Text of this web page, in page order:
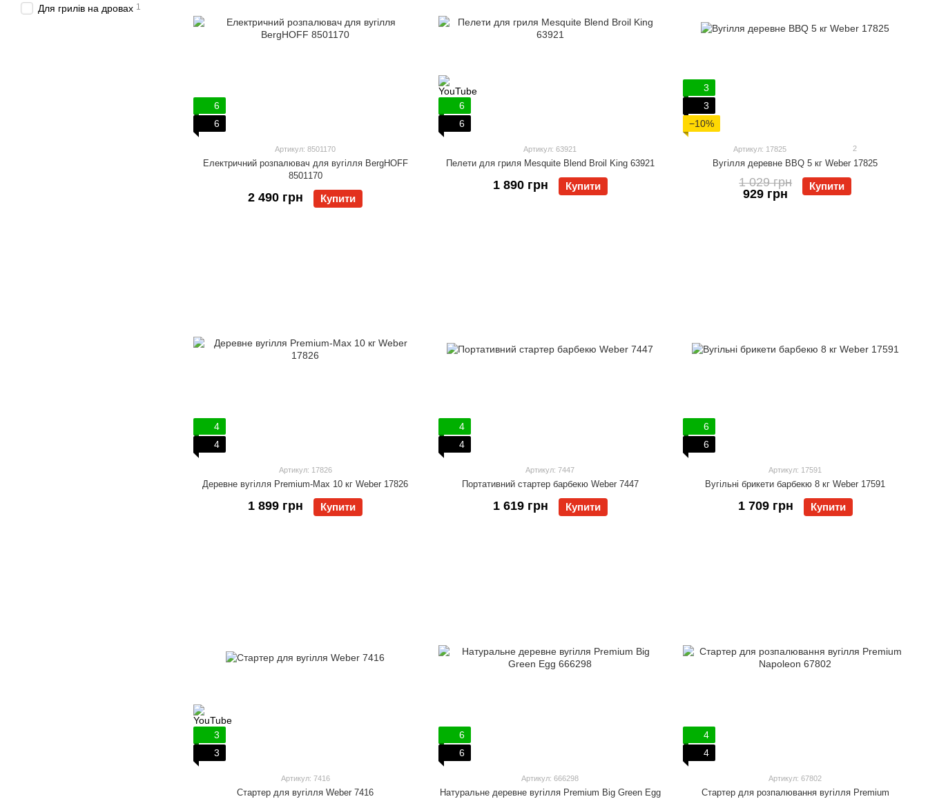
6
6
Артикул: 8501170
Електричний розпалювач для вугілля BergHOFF
8501170
2 490 грн Купити
6
6
Артикул: 63921
Пелети для гриля Mesquite Blend Broil King 63921
1 890 грн Купити
3
3
−10%
Артикул: 17825 2
Вугілля деревне BBQ 5 кг Weber 17825
1 029 грн
929 грн
Купити
4
4
Артикул: 17826
Деревне вугілля Premium-Max 10 кг Weber 17826
1 899 грн Купити
4
4
Артикул: 7447
Портативний стартер барбекю Weber 7447
1 619 грн Купити
6
6
Артикул: 17591
Вугільні брикети барбекю 8 кг Weber 17591
1 709 грн Купити
3
3
Артикул: 7416
Стартер для вугілля Weber 7416
6
6
Артикул: 666298
Натуральне деревне вугілля Premium Big Green Egg
4
4
Артикул: 67802
Стартер для розпалювання вугілля Premium
Для грилів на дровах 1